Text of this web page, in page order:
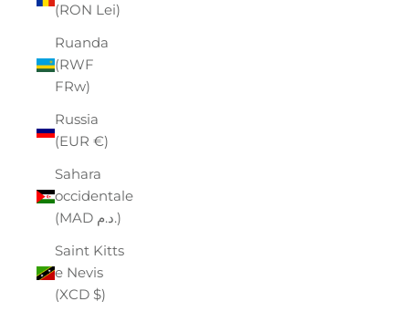
(RON Lei)
Ruanda
(RWF
FRw)
Russia
(EUR €)
Sahara
occidentale
(MAD د.م.)
Saint Kitts
e Nevis
(XCD $)